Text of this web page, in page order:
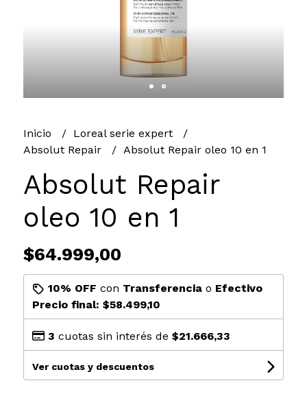
Inicio
Loreal serie expert
Absolut Repair
Absolut Repair oleo 10 en 1
Absolut Repair
oleo 10 en 1
$64.999,00
10% OFF con Transferenciao Efectivo
Precio final: $58.499,10
3 cuotas sin interés de $21.666,33
Ver cuotas y descuentos